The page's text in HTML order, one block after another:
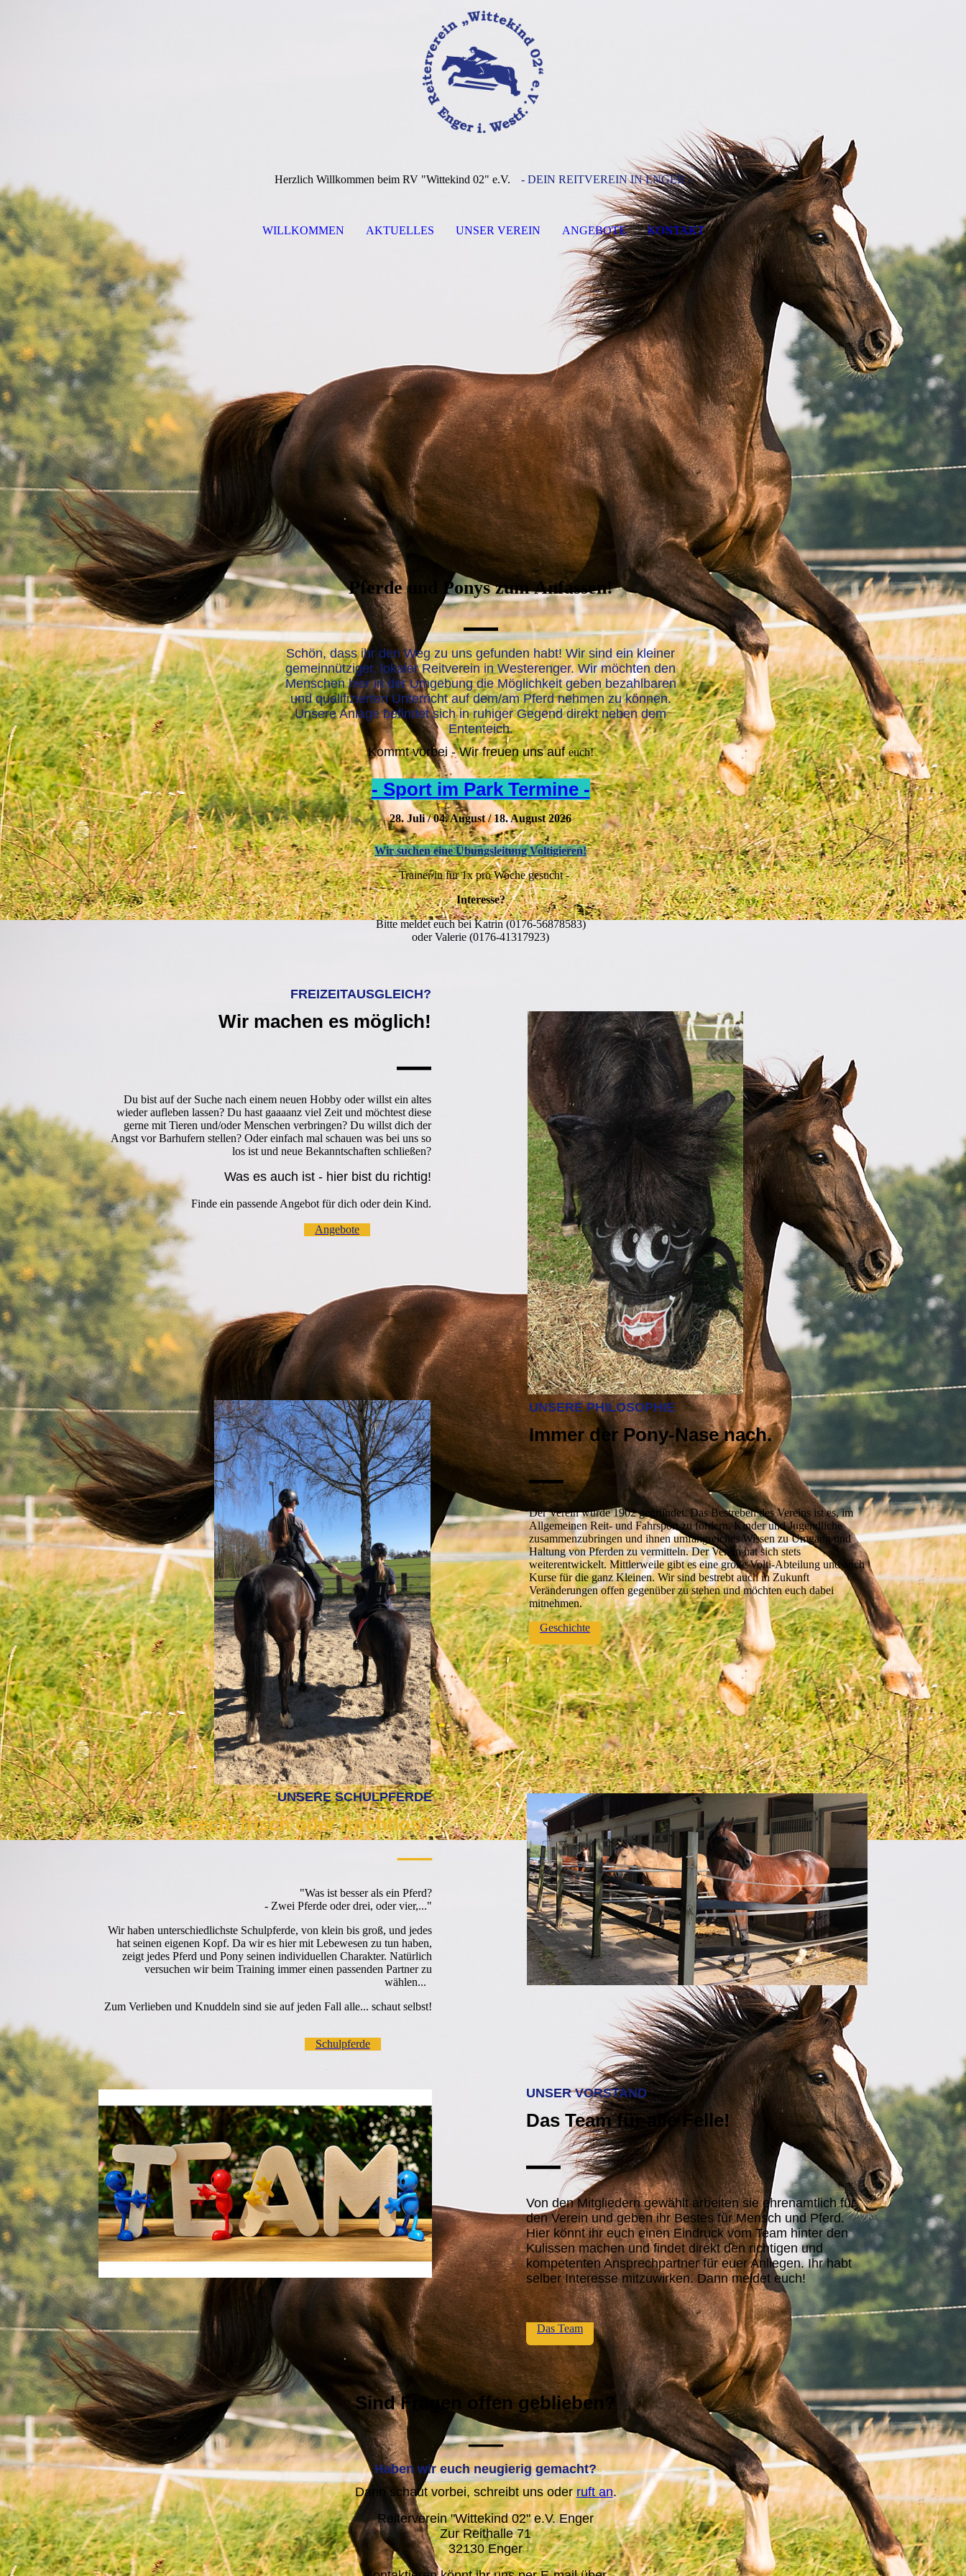
Herzlich Willkommen beim RV "Wittekind 02" e.V. - DEIN REITVEREIN IN ENGER -
WILLKOMMEN AKTUELLES UNSER VEREIN ANGEBOTE KONTAKT
Pferde und Ponys zum Anfassen!
—
Schön, dass ihr den Weg zu uns gefunden habt! Wir sind ein kleiner
gemeinnütziger, lokaler Reitverein in Westerenger. Wir möchten den
Menschen hier in der Umgebung die Möglichkeit geben bezahlbaren
und qualifizierten Unterricht auf dem/am Pferd nehmen zu können.
Unsere Anlage befindet sich in ruhiger Gegend direkt neben dem
Ententeich.
Kommt vorbei - Wir freuen uns aufeuch!
- Sport im Park Termine -
28. Juli / 04. August / 18. August 2026
Wir suchen eine Übungsleitung Voltigieren!
- Trainer/in für 1x pro Woche gesucht -
Interesse?
Bitte meldet euch bei Katrin (0176-56878583)
oder Valerie (0176-41317923)
FREIZEITAUSGLEICH?
Wir machen es möglich!
—
Du bist auf der Suche nach einem neuen Hobby oder willst ein altes
wieder aufleben lassen? Du hast gaaaanz viel Zeit und möchtest diese
gerne mit Tieren und/oder Menschen verbringen? Du willst dich der
Angst vor Barhufern stellen? Oder einfach mal schauen was bei uns so
los ist und neue Bekanntschaften schließen?
Was es auch ist - hier bist du richtig!
Finde ein passende Angebot für dich oder dein Kind.
Angebote
UNSERE PHILOSOPHIE
Immer der Pony-Nase nach.
—
Der Verein wurde 1902 gegründet. Das Bestreben des Vereins ist es, im
Allgemeinen Reit- und Fahrsport zu fördern, Kinder und Jugendliche
zusammenzubringen und ihnen umfangreiches Wissen zu Umgang und
Haltung von Pferden zu vermitteln. Der Verein hat sich stets
weiterentwickelt. Mittlerweile gibt es eine große Volti-Abteilung und auch
Kurse für die ganz Kleinen. Wir sind bestrebt auch in Zukunft
Veränderungen offen gegenüber zu stehen und möchten euch dabei
mitnehmen.
Geschichte
UNSERE SCHULPFERDE
Frech, frisch oder furchtlos?
—
"Was ist besser als ein Pferd?
- Zwei Pferde oder drei, oder vier,..."
Wir haben unterschiedlichste Schulpferde, von klein bis groß, und jedes
hat seinen eigenen Kopf. Da wir es hier mit Lebewesen zu tun haben,
zeigt jedes Pferd und Pony seinen individuellen Charakter. Natürlich
versuchen wir beim Training immer einen passenden Partner zu
wählen...
Zum Verlieben und Knuddeln sind sie auf jeden Fall alle... schaut selbst!
Schulpferde
UNSER VORSTAND
Das Team für alle Felle!
—
Von den Mitgliedern gewählt arbeiten sie ehrenamtlich für
den Verein und geben ihr Bestes für Mensch und Pferd.
Hier könnt ihr euch einen Eindruck vom Team hinter den
Kulissen machen und findet direkt den richtigen und
kompetenten Ansprechpartner für euer Anliegen. Ihr habt
selber Interesse mitzuwirken. Dann meldet euch!
Das Team
Sind Fragen offen geblieben?
—
Haben wir euch neugierig gemacht?
Dann schaut vorbei, schreibt uns oderruft an.
Reiterverein "Wittekind 02" e.V. Enger
Zur Reithalle 71
32130 Enger